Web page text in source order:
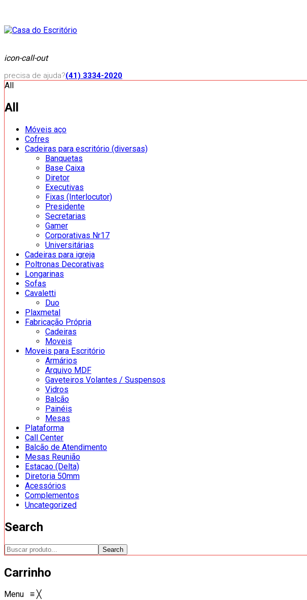
icon-call-out
precisa de ajuda?(41) 3334-2020
All
All
Móveis aço
Cofres
Cadeiras para escritório (diversas)
Banquetas
Base Caixa
Diretor
Executivas
Fixas (Interlocutor)
Presidente
Secretarias
Gamer
Corporativas Nr17
Universitárias
Cadeiras para igreja
Poltronas Decorativas
Longarinas
Sofas
Cavaletti
Duo
Plaxmetal
Fabricação Própria
Cadeiras
Moveis
Moveis para Escritório
Armários
Arquivo MDF
Gaveteiros Volantes / Suspensos
Vidros
Balcão
Painéis
Mesas
Plataforma
Call Center
Balcão de Atendimento
Mesas Reunião
Estacao (Delta)
Diretoria 50mm
Acessórios
Complementos
Uncategorized
Search
Search
Carrinho
Menu ≡ ╳